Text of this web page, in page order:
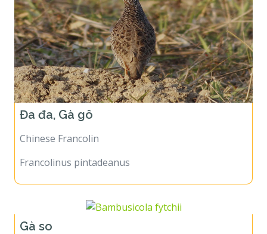
Đa đa, Gà gô
Chinese Francolin
Francolinus pintadeanus
Gà so